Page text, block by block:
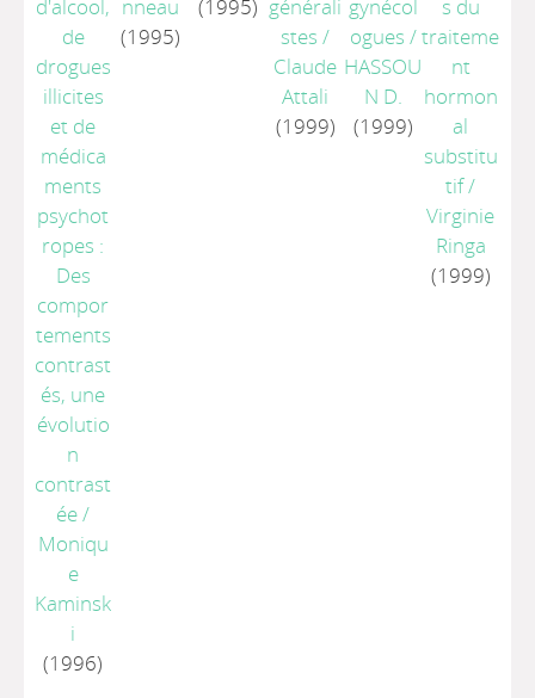
d'alcool,
de
drogues
illicites
et de
médica
ments
psychot
ropes :
Des
compor
tements
contrast
és, une
évolutio
n
contrast
ée/
Moniqu
e
Kaminsk
i
(1996)
nneau
(1995)
(1995) générali
stes /
Claude
Attali
(1999)
gynécol
ogues /
HASSOU
N D.
(1999)
s du
traiteme
nt
hormon
al
substitu
tif/
Virginie
Ringa
(1999)